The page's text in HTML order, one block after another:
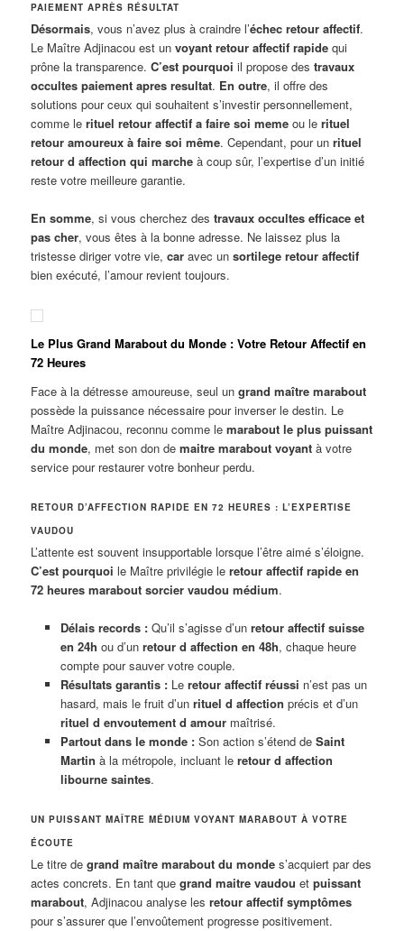
PAIEMENT APRÈS RÉSULTAT
Désormais, vous n’avez plus à craindre l’échec retour affectif.
Le Maître Adjinacou est unvoyant retour affectif rapide qui
prône la transparence.C’est pourquoi il propose destravaux
occultes paiement apres resultat. En outre, il offre des
solutions pour ceux qui souhaitent s’investir personnellement,
comme lerituel retour affectif a faire soi meme ou lerituel
retour amoureux à faire soi même. Cependant, pour unrituel
retour d affection qui marche à coup sûr, l’expertise d’un initié
reste votre meilleure garantie.
En somme, si vous cherchez destravaux occultes efficace et
pas cher, vous êtes à la bonne adresse. Ne laissez plus la
tristesse diriger votre vie,car avec unsortilege retour affectif
bien exécuté, l’amour revient toujours.
Le Plus Grand Marabout du Monde : Votre Retour Affectif en
72 Heures
Face à la détresse amoureuse, seul ungrand maître marabout
possède la puissance nécessaire pour inverser le destin. Le
Maître Adjinacou, reconnu comme lemarabout le plus puissant
du monde, met son don demaitre marabout voyant à votre
service pour restaurer votre bonheur perdu.
RETOUR D’AFFECTION RAPIDE EN 72 HEURES : L’EXPERTISE
VAUDOU
L’attente est souvent insupportable lorsque l’être aimé s’éloigne.
C’est pourquoi le Maître privilégie leretour affectif rapide en
72 heures marabout sorcier vaudou médium.
Délais records :Qu’il s’agisse d’un retour affectif suisse
en 24h ou d’un retour d affection en 48h, chaque heure
compte pour sauver votre couple.
Résultats garantis :Le retour affectif réussi n’est pas un
hasard, mais le fruit d’un rituel d affection précis et d’un
rituel d envoutement d amourmaîtrisé.
Partout dans le monde :Son action s’étend de Saint
Martin à la métropole, incluant le retour d affection
libourne saintes.
UN PUISSANT MAÎTRE MÉDIUM VOYANT MARABOUT À VOTRE
ÉCOUTE
Le titre degrand maître marabout du monde s’acquiert par des
actes concrets. En tant quegrand maitre vaudou etpuissant
marabout, Adjinacou analyse lesretour affectif symptômes
pour s’assurer que l’envoûtement progresse positivement.